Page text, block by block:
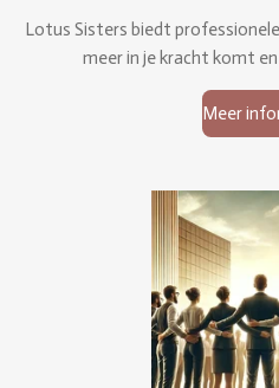
Lotus Sisters biedt
meer in je kracht komt
Meer